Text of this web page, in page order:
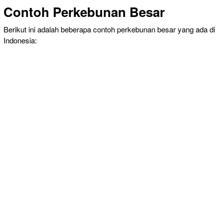
Contoh Perkebunan Besar
Berikut ini adalah beberapa contoh perkebunan besar yang ada di
Indonesia: